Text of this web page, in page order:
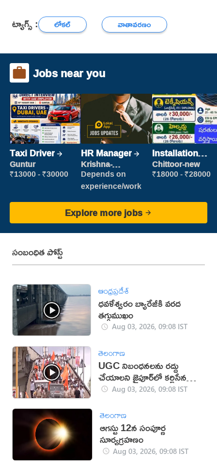
ట్యాగ్స్ : లోకల్ వాతావరణం
Jobs near you
Taxi Driver
Guntur
₹13000 - ₹30000
HR Manager
Krishna-
vijayawada
Depends on
experience/work
Installation
Engineer/
Helper
Chittoor-new
₹18000 - ₹28000
Explore more jobs
సంబంధిత పోస్ట్
ఆంధ్రప్రదేశ్
ధవళేశ్వరం బ్యారేజీకి వరద
తగ్గుముఖం
Aug 03, 2026, 09:08 IST
తెలంగాణ
UGC నిబంధనలను రద్దు
చేయాలని జైపూర్‌లో కర్ణిసేన
నిరసన (వీడియో)
Aug 03, 2026, 09:08 IST
తెలంగాణ
ఆగస్టు 12న సంపూర్ణ
సూర్యగ్రహణం
Aug 03, 2026, 09:08 IST